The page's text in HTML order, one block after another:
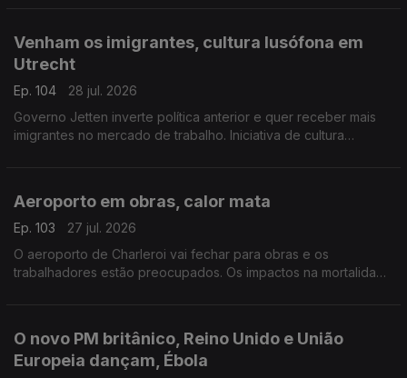
Venham os imigrantes, cultura lusófona em
Utrecht
Ep. 104
28 jul. 2026
Governo Jetten inverte política anterior e quer receber mais
imigrantes no mercado de trabalho. Iniciativa de cultura
Aeroporto em obras, calor mata
Ep. 103
27 jul. 2026
O aeroporto de Charleroi vai fechar para obras e os
trabalhadores estão preocupados. Os impactos na mortalidade
O novo PM britânico, Reino Unido e União
Europeia dançam, Ébola